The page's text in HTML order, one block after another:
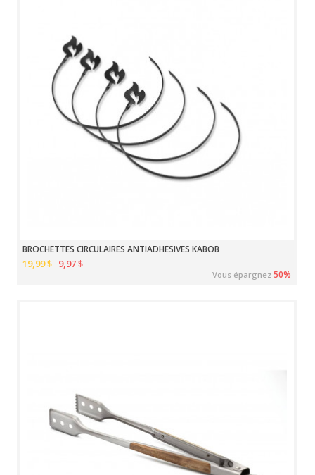
BROCHETTES CIRCULAIRES ANTIADHÉSIVES KABOB
19,99 $ 9,97 $
Vous épargnez50%